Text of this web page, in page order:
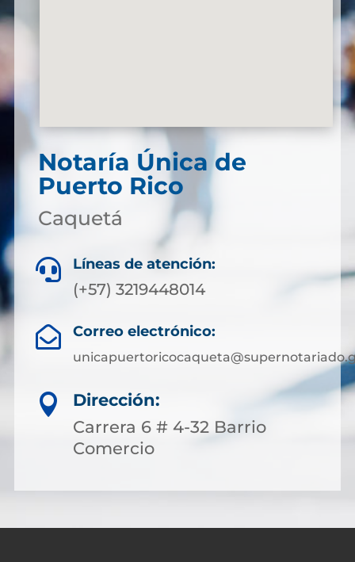
Notaría Única de
Puerto Rico
Caquetá
 Líneas de atención:
(+57) 3219448014
 Correo electrónico:

Dirección:
Carrera 6 # 4-32 Barrio
Comercio